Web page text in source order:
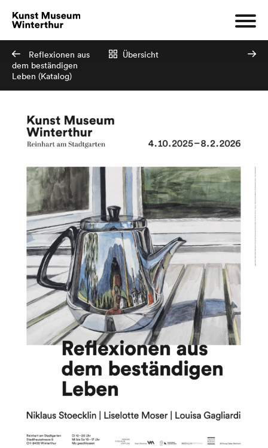
Reflexionen aus
dem beständigen
Leben (Katalog)
Übersicht